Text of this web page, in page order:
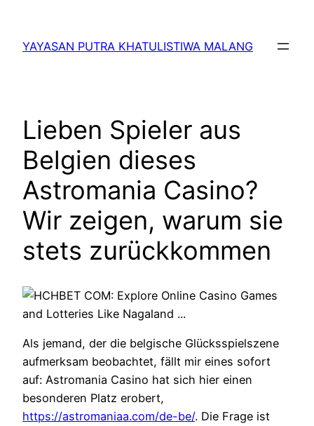
konten
YAYASAN PUTRA KHATULISTIWA MALANG
Lieben Spieler aus
Belgien dieses
Astromania Casino?
Wir zeigen, warum sie
stets zurückkommen
Als jemand, der die belgische Glücksspielszene
aufmerksam beobachtet, fällt mir eines sofort
auf: Astromania Casino hat sich hier einen
besonderen Platz erobert,
https://astromaniaa.com/de-be/. Die Frage ist